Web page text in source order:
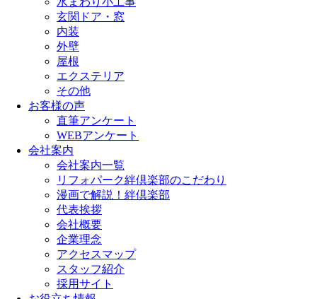
玄関ドア・窓
内装
外壁
屋根
エクステリア
その他
お客様の声
直筆アンケート
WEBアンケート
会社案内
会社案内一覧
リフォパーク絆倶楽部のこだわり
漫画で解説！絆倶楽部
代表挨拶
会社概要
企業理念
アクセスマップ
スタッフ紹介
採用サイト